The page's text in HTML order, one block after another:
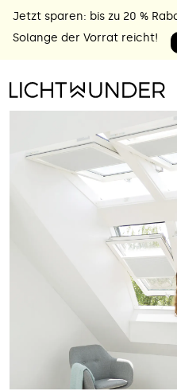
Jetzt sparen: bis zu 20 %
Solange der Vorrat reicht!